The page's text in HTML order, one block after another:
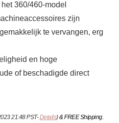
360/460-model
zijn
te vervangen, erg
en hoge
of beschadigde direct
21:48 PST-Details)&FREE Shipping.